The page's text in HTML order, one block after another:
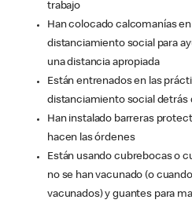
trabajo
Han colocado calcomanías
distanciamiento social para
una distancia apropiada
Están entrenados en las
distanciamiento social detrás
Han instalado barreras
hacen las órdenes
Están usando cubrebocas o
no se han vacunado (o
vacunados) y guantes para